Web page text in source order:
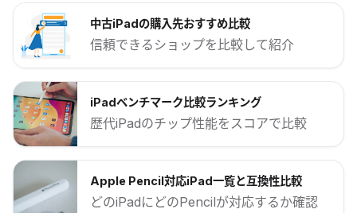
中古iPadの購入先おすすめ比較
信頼できるショップを比較して紹介
iPadベンチマーク比較ランキング
歴代iPadのチップ性能をスコアで比較
Apple Pencil対応iPad一覧と互換性比較
どのiPadにどのPencilが対応するか確認